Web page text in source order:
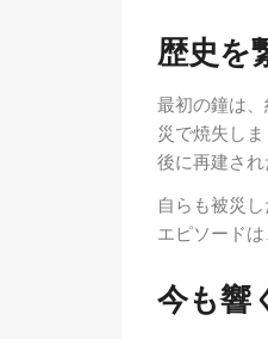
歴史を
最初の鐘は
災で焼失し
後に再建され
自らも被災
エピソード
今も響